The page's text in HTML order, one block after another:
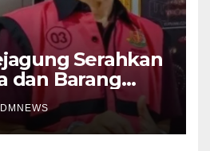
Serahkan
dan Barang
Korupsi
dan ISC ke JPU
Pusat